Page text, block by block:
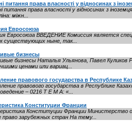
питання права власності у відносинах з
питання права власності у відносинах з
міжн...
Евросоюза
Евросоюза ВВЕДЕНИЕ Комиссия является
существующих ныне, так...
бизнесы
бизнесы Наталья Ульянова, Павел
ценами или вариац...
правового государства в Республике
правового государства в Республике
– 0216 Т Е М А: «...
Конституции Франции
Конституции Франции Министерство
зарубежных стран На тему...